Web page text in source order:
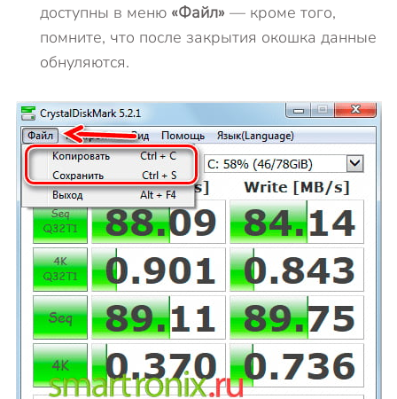
доступны в меню «Файл» — кроме того,
помните, что после закрытия окошка данные
обнуляются.